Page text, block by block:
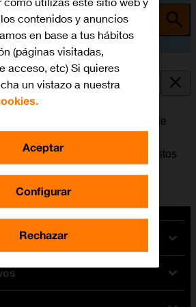
tema
se guardan distintos tipos de
su memoria. Si el móvil se va
disponible, la eliminación de estos
contenidos y anuncios
en base a tus hábitos
(páginas visitadas,
acceso, etc) Si quieres
un vistazo a nuestra
Configurar
Rechazar
Aceptar